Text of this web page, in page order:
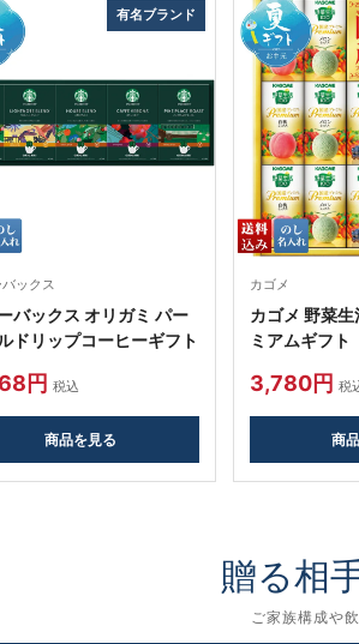
有名ブランド
ックス
バックス オリガミ パー
ドリップコーヒーギフト
円 税込
商品を見る
カゴメ
カゴメ 野菜
ミアムギフト
3,780円 税
商
贈る相
ご家族構成や